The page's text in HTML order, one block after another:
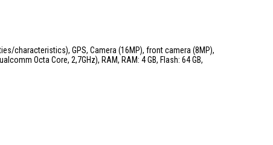
characteristics), GPS, Camera (16MP), front camera (8MP),
Octa Core, 2,7GHz), RAM, RAM: 4 GB, Flash: 64 GB,